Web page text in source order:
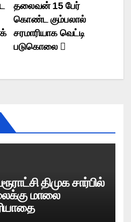
தலைவன் 15 பேர்
கொண்ட கும்பலால்
சரமாரியாக வெட்டி
படுகொலை
திமுக சார்பில்
மாலை